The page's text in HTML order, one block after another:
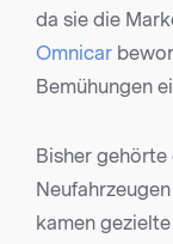
da sie die
Omnicar
Bemühungen
Bisher
kamen